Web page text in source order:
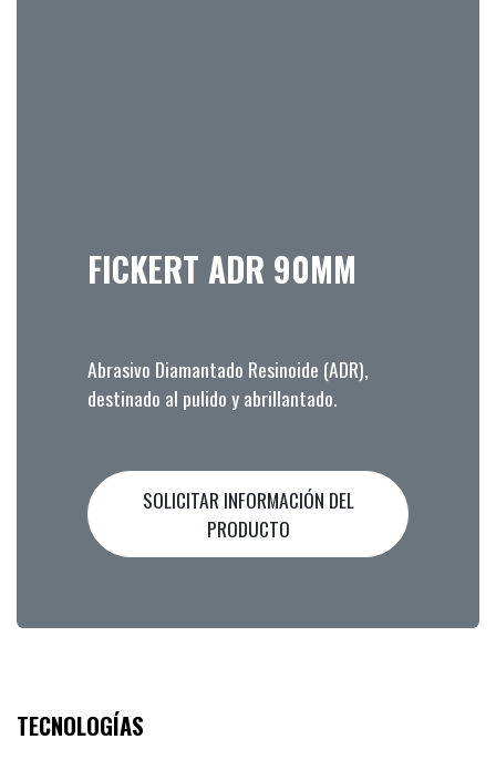
FICKERT ADR 90MM
Abrasivo Diamantado Resinoide (ADR),
destinado al pulido y abrillantado.
SOLICITAR INFORMACIÓN DEL
PRODUCTO
TECNOLOGÍAS